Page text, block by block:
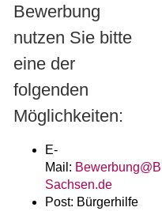
Bewerbung
nutzen Sie bitte
eine der
folgenden
Möglichkeiten:
E-
Mail:
Sachsen.de
Post: Bürgerhilfe